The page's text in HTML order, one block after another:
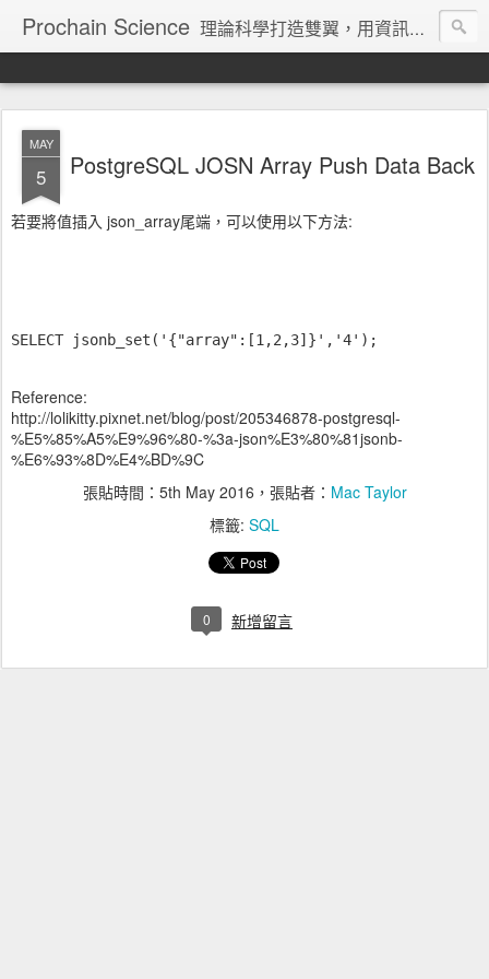
Prochain Science 理論科學打造雙翼，用資訊技術飛向藍天
MAY
5 PostgreSQL JOSN Array Push Data Back
若要將值插入 json_array尾端，可以使用以下方法:
SELECT jsonb_set('{"array":[1,2,3]}','4');
Reference:
http://lolikitty.pixnet.net/blog/post/205346878-postgresql-
%E5%85%A5%E9%96%80-%3a-json%E3%80%81jsonb-
%E6%93%8D%E4%BD%9C
張貼時間： 5th May 2016 ，張貼者： Mac Taylor
標籤: SQL
0 新增留言